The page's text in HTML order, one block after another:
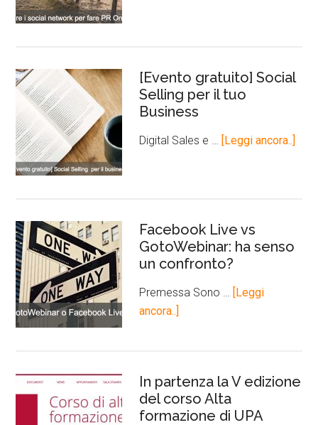
[Evento gratuito] Social
Selling per il tuo
Business
Digital Sales e … [Leggi ancora..]
Facebook Live vs
GotoWebinar: ha senso
un confronto?
Premessa Sono … [Leggi
ancora..]
In partenza la V edizione
del corso Alta
formazione di UPA